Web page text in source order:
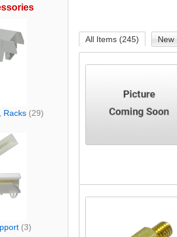
Racks (29)
(3)
All Items (245) New